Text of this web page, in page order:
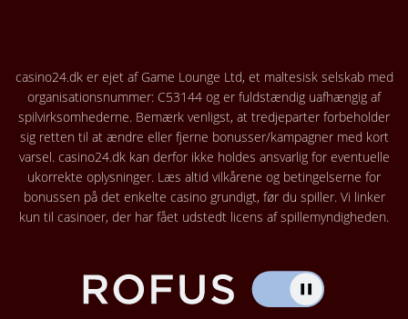
casino24.dk er ejet af Game Lounge Ltd, et maltesisk selskab med
organisationsnummer: C53144 og er fuldstændig uafhængig af
spilvirksomhederne. Bemærk venligst, at tredjeparter forbeholder
sig retten til at ændre eller fjerne bonusser/kampagner med kort
varsel. casino24.dk kan derfor ikke holdes ansvarlig for eventuelle
ukorrekte oplysninger. Læs altid vilkårene og betingelserne for
bonussen på det enkelte casino grundigt, før du spiller. Vi linker
kun til casinoer, der har fået udstedt licens af spillemyndigheden.